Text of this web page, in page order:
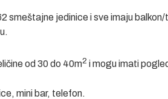
smeštajne jedinice i sve imaju
od 30 do 40m2 i mogu imati
mini bar, telefon.